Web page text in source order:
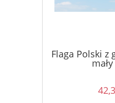
Flaga Polski z